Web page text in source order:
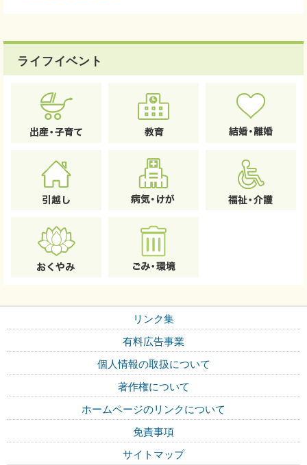
ライフイベント
リンク集
有料広告事業
個人情報の取扱について
著作権について
ホームページのリンクについて
免責事項
サイトマップ